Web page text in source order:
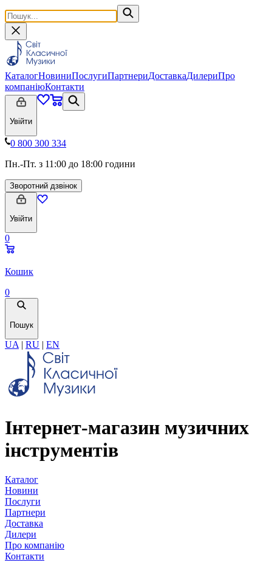
КаталогНовиниПослугиПартнериДоставкаДилериПро
компаніюКонтакти
Увійти
0 800 300 334
Пн.-Пт. з 11:00 до 18:00 години
Зворотний дзвінок
Увійти
0
Кошик
0
Пошук
UA | RU | EN
Інтернет-магазин музичних
інструментів
Каталог
Новини
Послуги
Партнери
Доставка
Дилери
Про компанію
Контакти